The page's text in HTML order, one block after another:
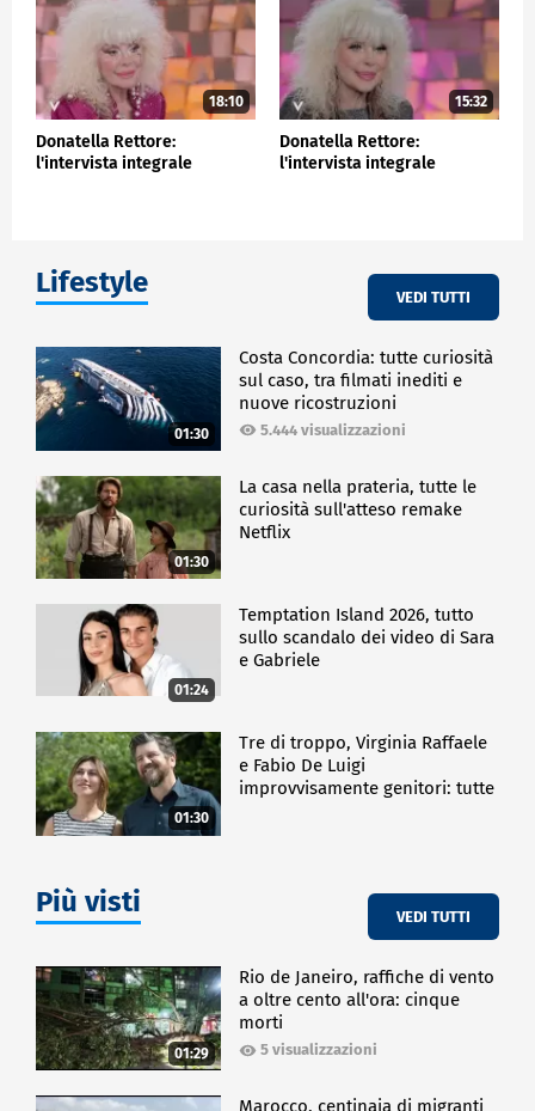
18:10
Donatella Rettore:
l'intervista integrale
15:32
Donatella Rettore:
l'intervista integrale
Lifestyle VEDI TUTTI
01:30
Costa Concordia: tutte curiosità
sul caso, tra filmati inediti e
nuove ricostruzioni
5.444 visualizzazioni
01:30
La casa nella prateria, tutte le
curiosità sull'atteso remake
Netflix
01:24
Temptation Island 2026, tutto
sullo scandalo dei video di Sara
e Gabriele
01:30
Tre di troppo, Virginia Raffaele
e Fabio De Luigi
improvvisamente genitori: tutte
Più visti VEDI TUTTI
01:29
Rio de Janeiro, raffiche di vento
a oltre cento all'ora: cinque
morti
5 visualizzazioni
Marocco, centinaia di migranti